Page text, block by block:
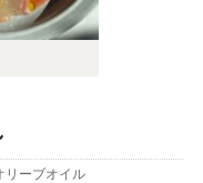
リーブオイル